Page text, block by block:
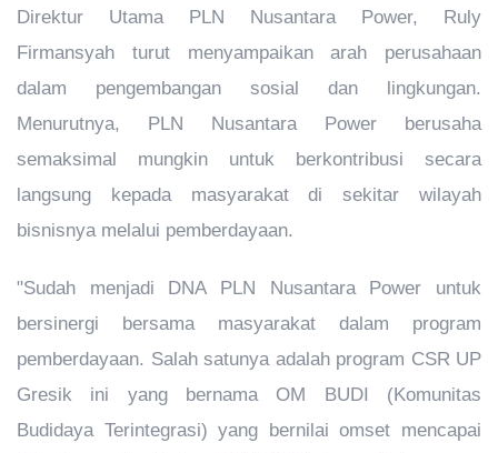
Direktur Utama PLN Nusantara Power, Ruly
Firmansyah turut menyampaikan arah perusahaan
dalam pengembangan sosial dan lingkungan.
Menurutnya, PLN Nusantara Power berusaha
semaksimal mungkin untuk berkontribusi secara
langsung kepada masyarakat di sekitar wilayah
bisnisnya melalui pemberdayaan.
"Sudah menjadi DNA PLN Nusantara Power untuk
bersinergi bersama masyarakat dalam program
pemberdayaan. Salah satunya adalah program CSR UP
Gresik ini yang bernama OM BUDI (Komunitas
Budidaya Terintegrasi) yang bernilai omset mencapai